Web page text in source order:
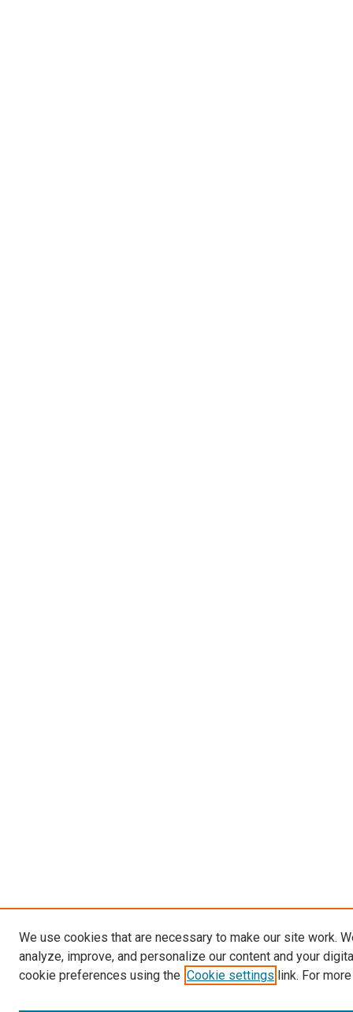
We use cookies that are necessary to make our site work.
analyze, improve, and personalize our content and your
cookie preferences using the Cookie settings link. For